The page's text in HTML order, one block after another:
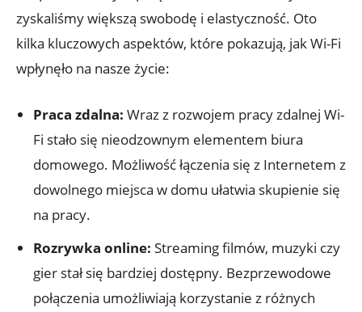
zyskaliśmy większą swobodę i elastyczność. Oto
kilka kluczowych⁢ aspektów,⁣ które pokazują, jak Wi-Fi
wpłynęło na nasze życie:
Praca zdalna: Wraz z rozwojem ⁢pracy ⁣zdalnej Wi-
Fi ‍stało⁣ się nieodzownym elementem biura
domowego. Możliwość ⁢łączenia⁢ się z Internetem z
⁤dowolnego miejsca w domu ⁤ułatwia skupienie się
na ⁢pracy.
Rozrywka⁤ online: ‌Streaming filmów, muzyki czy
gier​ stał się bardziej dostępny. Bezprzewodowe
połączenia umożliwiają korzystanie z różnych‍